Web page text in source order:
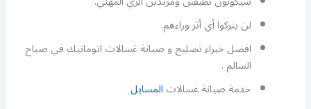
لن يتركوا أي أثر وراءهم.
افضل خبراء تصليح و صيانة غسالات اتوماتيك في صباح
السالم .
خدمة صيانة غسالاتالمسايل